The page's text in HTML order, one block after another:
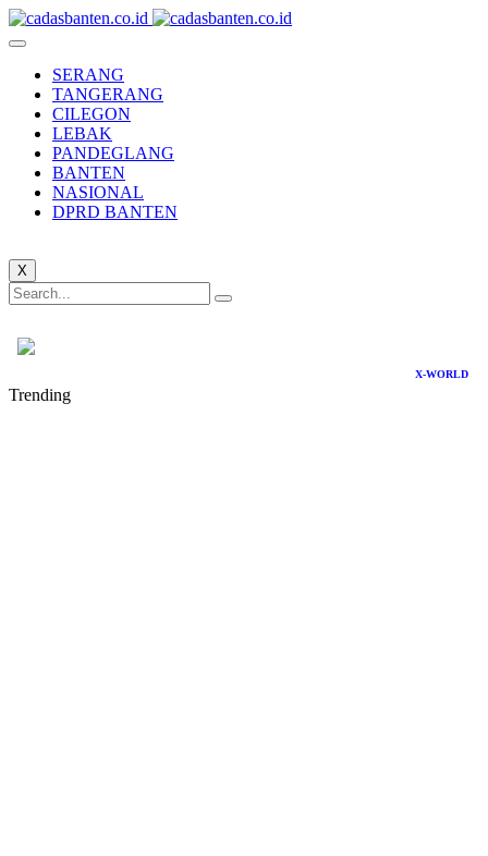
SERANG
TANGERANG
CILEGON
LEBAK
PANDEGLANG
BANTEN
NASIONAL
DPRD BANTEN
X
X-WORLD
Trending